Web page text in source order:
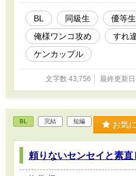
結局なんとな
は周りも公認の
ない。 ２人は
に受験を乗り越
が、そのころか
ていた・・・。
が、高校生カ
紙はきよさく様
BL 同級生 優等
俺様ワンコ攻め
すれ
ケンカップル
文字数 43,756 最終更新
BL 完結 短編 お気
頼りないセンセイと素直